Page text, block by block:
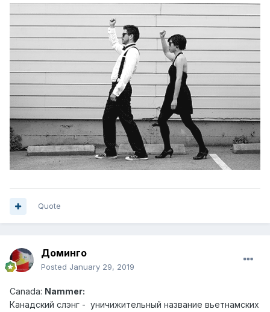
Quote
Доминго
Posted January 29, 2019
Canada: Nammer:
Канадский слэн г - уничижительный название вьетнамских